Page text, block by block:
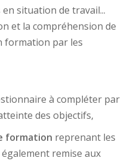
situation de travail...
et la compréhension de
formation par les
à compléter par
des objectifs,
formation reprenant les
remise aux